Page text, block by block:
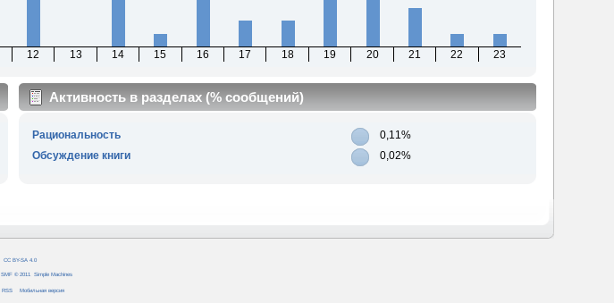
12 13 14 15 16 17 18 19 20 21 22 23
Активность в разделах (% сообщений)
Рациональность
0,11%
Обсуждение книги
0,02%
CC BY-SA 4.0
SMF © 2011 Simple Machines
RSS Мобильная версия